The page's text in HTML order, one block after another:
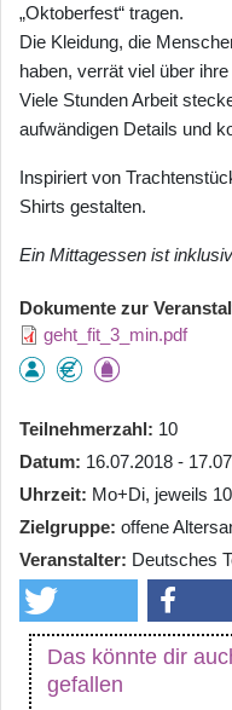
„Oktoberfest“ tragen.
Die Kleidung, die
haben, verrät viel über
Viele Stunden Arbeit
aufwändigen Details und
Inspiriert von
Shirts gestalten.
Ein Mittagessen ist
Dokumente zur
geht_fit_3_min.pdf
Teilnehmerzahl
10
Datum 16.07.2018 -
Uhrzeit Mo+Di, jeweils
Zielgruppe offene
Veranstalter Deutsches
Das könnte dir
gefallen